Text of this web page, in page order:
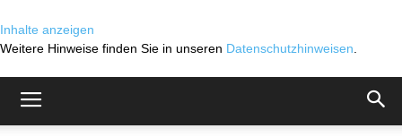
Inhalte anzeigen
Weitere Hinweise finden Sie in unseren Datenschutzhinweisen